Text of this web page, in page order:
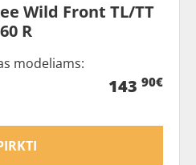
Wild Front TL/TT
60 R
modeliams:
143 90€